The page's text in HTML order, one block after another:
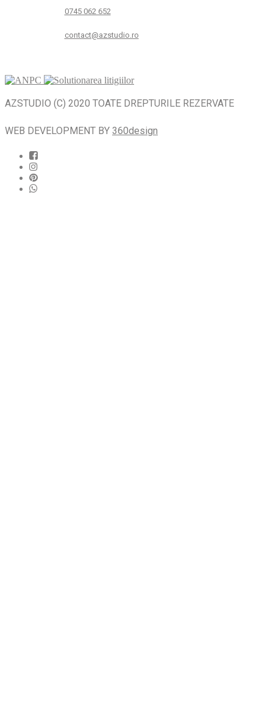
0745 062 652
contact@azstudio.ro
AZSTUDIO (C) 2020 TOATE DREPTURILE REZERVATE
WEB DEVELOPMENT BY 360design